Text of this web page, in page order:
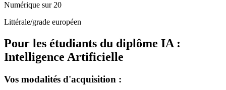
Numérique sur 20
Littérale/grade européen
Pour les étudiants du diplôme IA :
Intelligence Artificielle
Vos modalités d'acquisition :